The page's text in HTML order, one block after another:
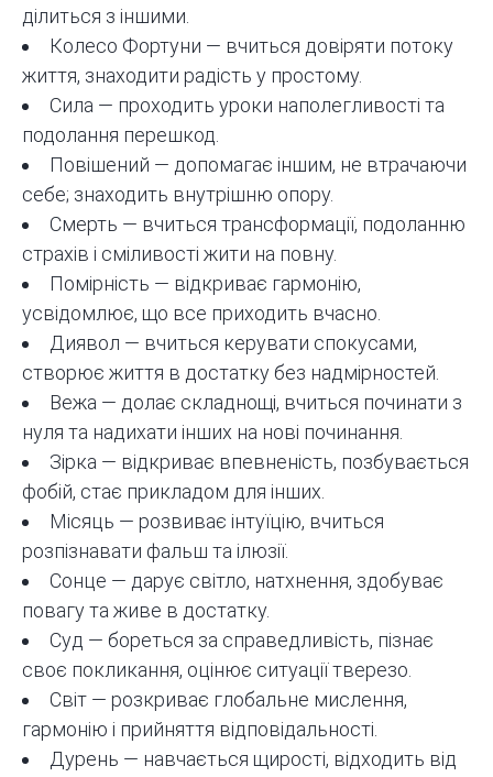
ділиться з іншими.
Колесо Фортуни — вчиться довіряти потоку
життя, знаходити радість у простому.
Сила — проходить уроки наполегливості та
подолання перешкод.
Повішений — допомагає іншим, не втрачаючи
себе; знаходить внутрішню опору.
Смерть — вчиться трансформації, подоланню
страхів і сміливості жити на повну.
Помірність — відкриває гармонію,
усвідомлює, що все приходить вчасно.
Диявол — вчиться керувати спокусами,
створює життя в достатку без надмірностей.
Вежа — долає складнощі, вчиться починати з
нуля та надихати інших на нові починання.
Зірка — відкриває впевненість, позбувається
фобій, стає прикладом для інших.
Місяць — розвиває інтуїцію, вчиться
розпізнавати фальш та ілюзії.
Сонце — дарує світло, натхнення, здобуває
повагу та живе в достатку.
Суд — бореться за справедливість, пізнає
своє покликання, оцінює ситуації тверезо.
Світ — розкриває глобальне мислення,
гармонію і прийняття відповідальності.
Дурень — навчається щирості, відходить від